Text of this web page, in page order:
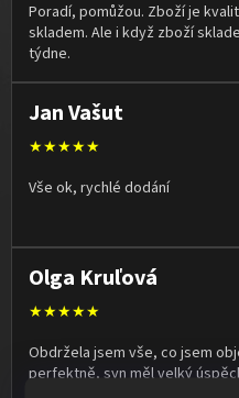
Poradí, pomůžou. Zboží je
skladem. Ale i když zboží
týdne.
Jan Vašut
★★★★★
Vše ok, rychlé dodání
Olga Kruľová
★★★★★
Obdržela jsem vše, co jsem
perfektně, syn měl velký